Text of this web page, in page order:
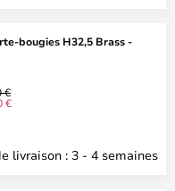
bougies H32,5 Brass -
€
€
livraison : 3 - 4 semaines